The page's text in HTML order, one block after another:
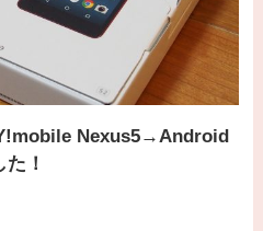
Nexus5→Android
！